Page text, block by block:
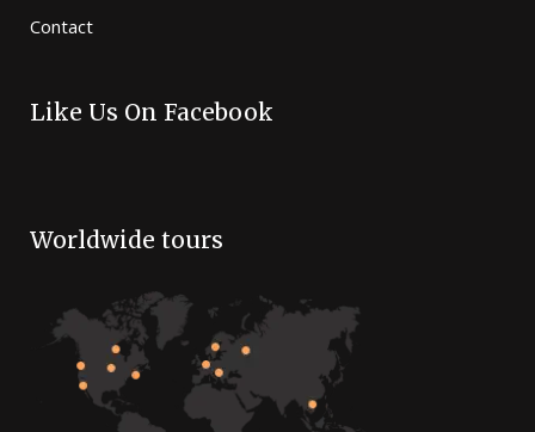
Contact
Like Us On Facebook
Worldwide tours